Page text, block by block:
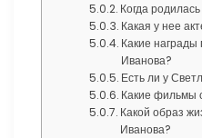
Когда
Какая у нее
Какие
Иванова?
Есть ли у
Какие фильмы
Какой образ
Иванова?